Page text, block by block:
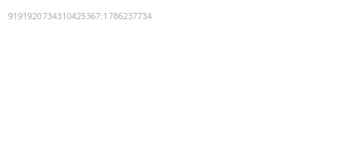
9191920734310425367:1786237734